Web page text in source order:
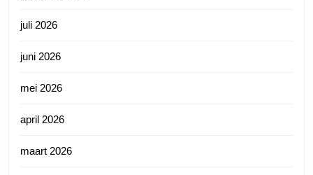
juli 2026
juni 2026
mei 2026
april 2026
maart 2026